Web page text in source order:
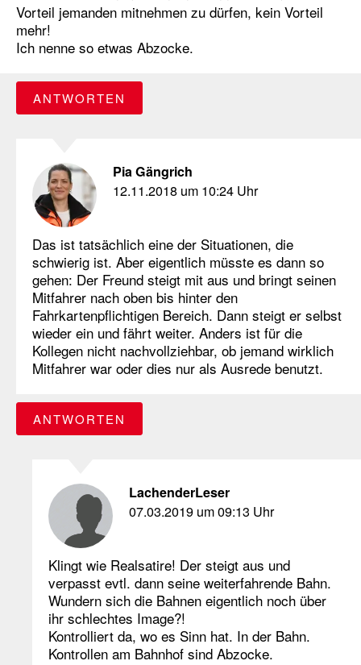
Vorteil jemanden mitnehmen zu dürfen, kein Vorteil
mehr!
Ich nenne so etwas Abzocke.
ANTWORTEN
Pia Gängrich
12.11.2018 um 10:24 Uhr
Das ist tatsächlich eine der Situationen, die
schwierig ist. Aber eigentlich müsste es dann so
gehen: Der Freund steigt mit aus und bringt seinen
Mitfahrer nach oben bis hinter den
Fahrkartenpflichtigen Bereich. Dann steigt er selbst
wieder ein und fährt weiter. Anders ist für die
Kollegen nicht nachvollziehbar, ob jemand wirklich
Mitfahrer war oder dies nur als Ausrede benutzt.
ANTWORTEN
LachenderLeser
07.03.2019 um 09:13 Uhr
Klingt wie Realsatire! Der steigt aus und
verpasst evtl. dann seine weiterfahrende Bahn.
Wundern sich die Bahnen eigentlich noch über
ihr schlechtes Image?!
Kontrolliert da, wo es Sinn hat. In der Bahn.
Kontrollen am Bahnhof sind Abzocke.